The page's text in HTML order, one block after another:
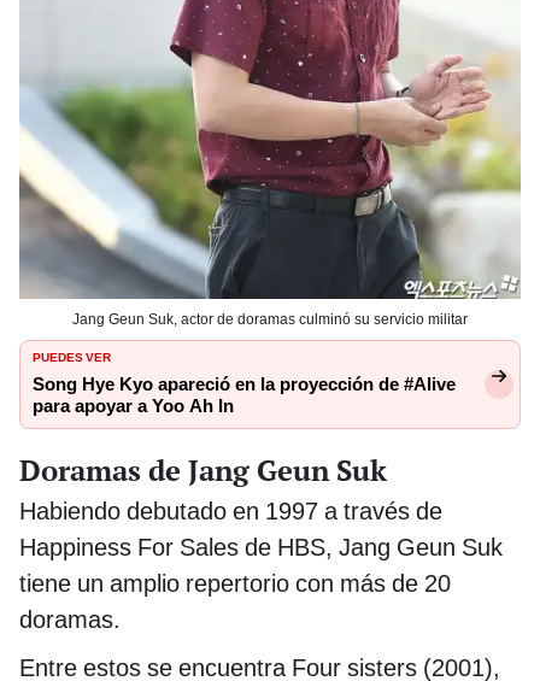
Jang Geun Suk, actor de doramas culminó su servicio militar
PUEDES VER
Song Hye Kyo apareció en la proyección de #Alive
para apoyar a Yoo Ah In
Doramas de Jang Geun Suk
Habiendo debutado en 1997 a través de
Happiness For Sales de HBS, Jang Geun Suk
tiene un amplio repertorio con más de 20
doramas.
Entre estos se encuentra Four sisters (2001),